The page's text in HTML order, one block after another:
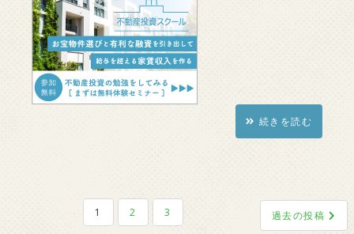
続きを読む
1 2 3 過去の投稿